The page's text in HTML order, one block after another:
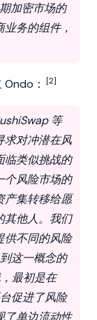
加密市场的
务的组件，
Ondo ： [2]
等
求对冲潜在风
临类似挑战的
个风险市场的
产集转移给愿
其他人。我们
供不同的风险
这一概念的
最初是在
促进了风险
了单边流动性